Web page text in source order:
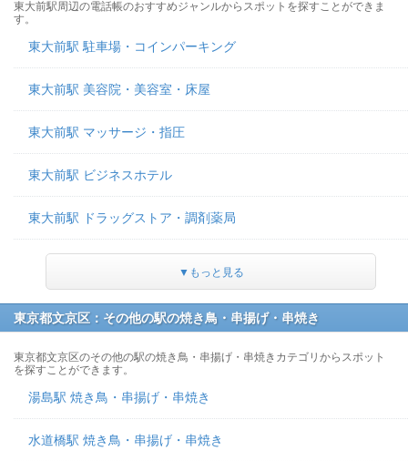
東大前駅周辺の電話帳のおすすめジャンルからスポットを探すことができま
す。
東大前駅 駐車場・コインパーキング
東大前駅 美容院・美容室・床屋
東大前駅 マッサージ・指圧
東大前駅 ビジネスホテル
東大前駅 ドラッグストア・調剤薬局
▼もっと見る
東京都文京区：その他の駅の焼き鳥・串揚げ・串焼き
東京都文京区のその他の駅の焼き鳥・串揚げ・串焼きカテゴリからスポット
を探すことができます。
湯島駅 焼き鳥・串揚げ・串焼き
水道橋駅 焼き鳥・串揚げ・串焼き